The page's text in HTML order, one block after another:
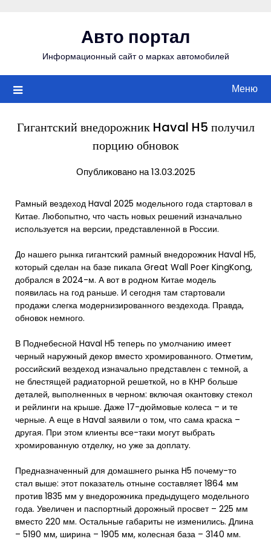
Авто портал
Информационный сайт о марках автомобилей
Меню
Гигантский внедорожник Haval H5 получил
порцию обновок
Опубликовано на 13.03.2025
Рамный вездеход Haval 2025 модельного года стартовал в
Китае. Любопытно, что часть новых решений изначально
используется на версии, представленной в России.
До нашего рынка гигантский рамный внедорожник Haval H5,
который сделан на базе пикапа Great Wall Poer KingKong,
добрался в 2024-м. А вот в родном Китае модель
появилась на год раньше. И сегодня там стартовали
продажи слегка модернизированного вездехода. Правда,
обновок немного.
В Поднебесной Haval H5 теперь по умолчанию имеет
черный наружный декор вместо хромированного. Отметим,
российский вездеход изначально представлен с темной, а
не блестящей радиаторной решеткой, но в КНР больше
деталей, выполненных в черном: включая окантовку стекол
и рейлинги на крыше. Даже 17-дюймовые колеса – и те
черные. А еще в Haval заявили о том, что сама краска –
другая. При этом клиенты все-таки могут выбрать
хромированную отделку, но уже за доплату.
Предназначенный для домашнего рынка H5 почему-то
стал выше: этот показатель отныне составляет 1864 мм
против 1835 мм у внедорожника предыдущего модельного
года. Увеличен и паспортный дорожный просвет – 225 мм
вместо 220 мм. Остальные габариты не изменились. Длина
– 5190 мм, ширина – 1905 мм, колесная база – 3140 мм.